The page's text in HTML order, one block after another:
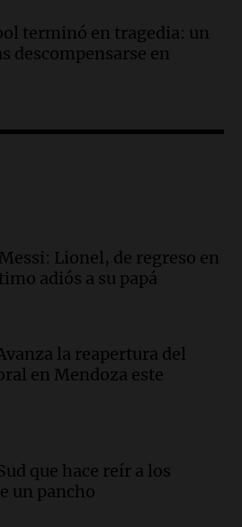
en Mendoza:
heridos tras caída de
tras caer dos autos desde
esta noche a
a su familia
Privada: el revés
expuso una debilidad
del Gobierno
se prepara para una
30.000 turistas y el
terminó en tragedia: un
descompensarse en
Lionel, de regreso en
adiós a su papá
la reapertura del
en Mendoza este
que hace reír a los
un pancho